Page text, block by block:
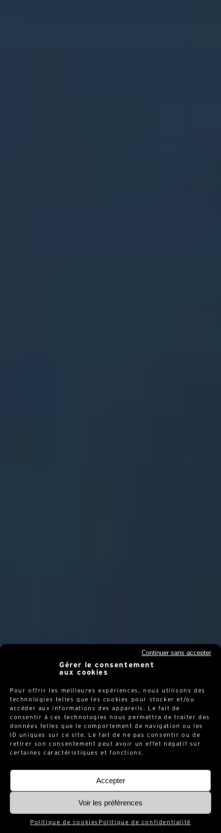
Gérer le consentement
aux cookies
Pour offrir les meilleures expériences, nous utilisons des
technologies telles que les cookies pour stocker et/ou
accéder aux informations des appareils. Le fait de
consentir à ces technologies nous permettra de traiter des
données telles que le comportement de navigation ou les
ID uniques sur ce site. Le fait de ne pas consentir ou de
retirer son consentement peut avoir un effet négatif sur
certaines caractéristiques et fonctions.
Accepter
Continuer sans accepter
Voir les préférences
Politique de cookies Politique de confidentialité
SCROLL